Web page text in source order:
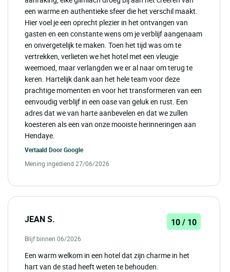
een warme en authentieke sfeer die het verschil maakt.
Hier voel je een oprecht plezier in het ontvangen van
gasten en een constante wens om je verblijf aangenaam
en onvergetelijk te maken. Toen het tijd was om te
vertrekken, verlieten we het hotel met een vleugje
weemoed, maar verlangden we er al naar om terug te
keren. Hartelijk dank aan het hele team voor deze
prachtige momenten en voor het transformeren van een
eenvoudig verblijf in een oase van geluk en rust. Een
adres dat we van harte aanbevelen en dat we zullen
koesteren als een van onze mooiste herinneringen aan
Hendaye.
Vertaald DoorGoogle
Mening ingediend 27/06/2026
JEAN S. 10 / 10
Blijf binnen 06/2026
Een warm welkom in een hotel dat zijn charme in het
hart van de stad heeft weten te behouden.